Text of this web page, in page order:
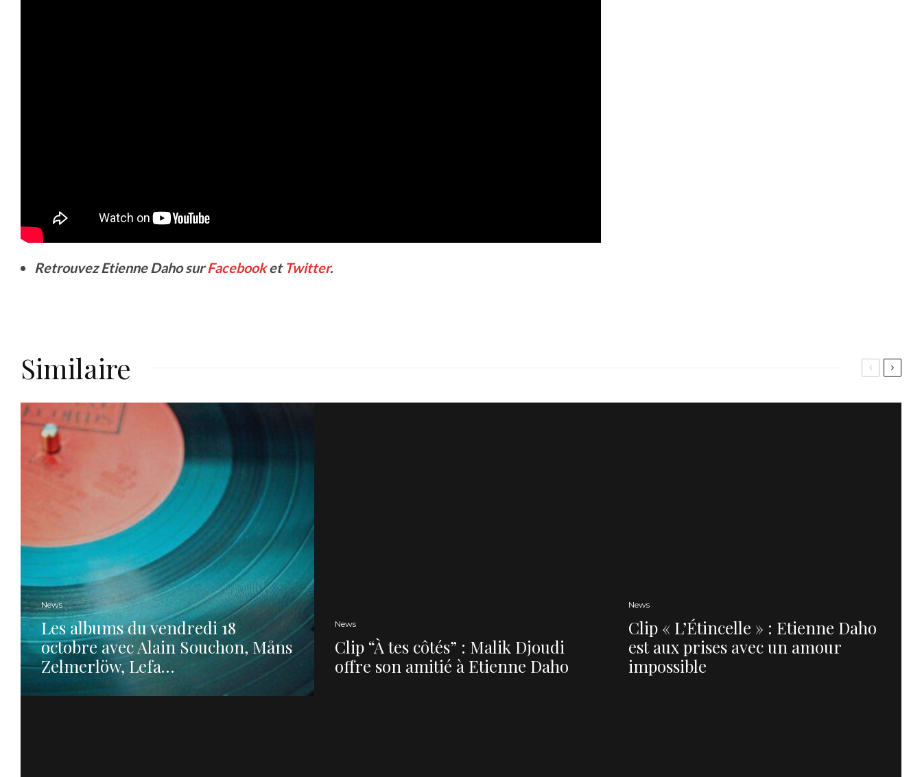
Retrouvez Etienne Daho surFacebooket Twitter.
Similaire
News
Les albums du vendredi 18
octobre avec Alain Souchon, Måns
Zelmerlöw, Lefa…
News
Clip “À tes côtés” : Malik Djoudi
offre son amitié à Etienne Daho
News
Clip « L’Étincelle » : Etienne Daho
est aux prises avec un amour
impossible